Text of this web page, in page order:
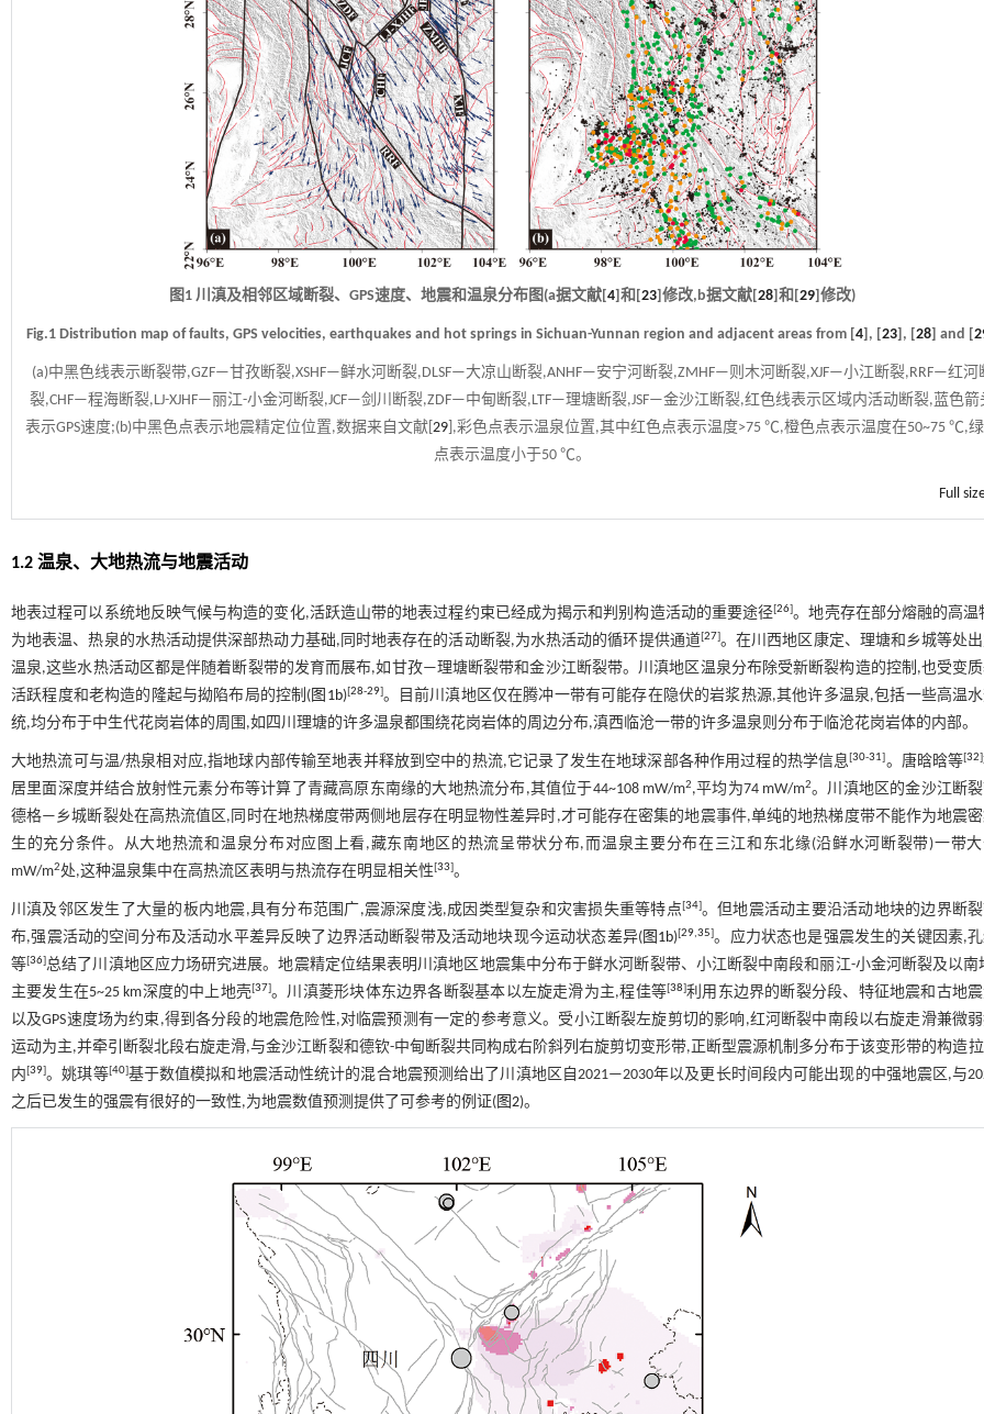
图1 川滇及相邻区域断裂、GPS速度、地震和温泉分布图(a据文献[4]和[23]修改,b据文献[28]和[29]修改)
Fig.1 Distribution map of faults, GPS velocities, earthquakes and hot springs in Sichuan-Yunnan region and adjacent areas from [4], [23], [28] and [
(a)中黑色线表示断裂带,GZF—甘孜断裂,XSHF—鲜水河断裂,DLSF—大凉山断裂,ANHF—安宁河断裂,ZMHF—则木河断裂,XJF—小江断裂,RRF—红河
裂,CHF—程海断裂,LJ-XJHF—丽江-小金河断裂,JCF—剑川断裂,ZDF—中甸断裂,LTF—理塘断裂,JSF—金沙江断裂,红色线表示区域内活动断裂,蓝色箭
表示GPS速度;(b)中黑色点表示地震精定位位置,数据来自文献[29 ],彩色点表示温泉位置,其中红色点表示温度>75 ℃,橙色点表示温度在50~75 ℃,
点表示温度小于50 ℃。
Full
1.2 温泉、大地热流与地震活动
地表过程可以系统地反映气候与构造的变化,活跃造山带的地表过程约束已经成为揭示和判别构造活动的重要途径[26]。地壳存在部分熔融的高温
为地表温、热泉的水热活动提供深部热动力基础,同时地表存在的活动断裂,为水热活动的循环提供通道[27]。在川西地区康定、理塘和乡城等处
温泉,这些水热活动区都是伴随着断裂带的发育而展布,如甘孜—理塘断裂带和金沙江断裂带。川滇地区温泉分布除受新断裂构造的控制,也受变
活跃程度和老构造的隆起与拗陷布局的控制(图1b)[28-29]。目前川滇地区仅在腾冲一带有可能存在隐伏的岩浆热源,其他许多温泉,包括一些高温
统,均分布于中生代花岗岩体的周围,如四川理塘的许多温泉都围绕花岗岩体的周边分布,滇西临沧一带的许多温泉则分布于临沧花岗岩体的内部。
大地热流可与温/热泉相对应,指地球内部传输至地表并释放到空中的热流,它记录了发生在地球深部各种作用过程的热学信息[30-31]。唐晗晗等[32]
居里面深度并结合放射性元素分布等计算了青藏高原东南缘的大地热流分布,其值位于44~108 mW/m2,平均为74 mW/m2。川滇地区的金沙江断
德格—乡城断裂处在高热流值区,同时在地热梯度带两侧地层存在明显物性差异时,才可能存在密集的地震事件,单纯的地热梯度带不能作为地震
生的充分条件。从大地热流和温泉分布对应图上看,藏东南地区的热流呈带状分布,而温泉主要分布在三江和东北缘(沿鲜水河断裂带)一带大
mW/m2处,这种温泉集中在高热流区表明与热流存在明显相关性[33]。
川滇及邻区发生了大量的板内地震,具有分布范围广,震源深度浅,成因类型复杂和灾害损失重等特点[34]。但地震活动主要沿活动地块的边界断
布,强震活动的空间分布及活动水平差异反映了边界活动断裂带及活动地块现今运动状态差异(图1b)[29,35]。应力状态也是强震发生的关键因素,
等[36]总结了川滇地区应力场研究进展。地震精定位结果表明川滇地区地震集中分布于鲜水河断裂带、小江断裂中南段和丽江-小金河断裂及以南
主要发生在5~25 km深度的中上地壳[37]。川滇菱形块体东边界各断裂基本以左旋走滑为主,程佳等[38]利用东边界的断裂分段、特征地震和古地
以及GPS速度场为约束,得到各分段的地震危险性,对临震预测有一定的参考意义。受小江断裂左旋剪切的影响,红河断裂中南段以右旋走滑兼微
运动为主,并牵引断裂北段右旋走滑,与金沙江断裂和德钦-中甸断裂共同构成右阶斜列右旋剪切变形带,正断型震源机制多分布于该变形带的构造
内[39]。姚琪等[40]基于数值模拟和地震活动性统计的混合地震预测给出了川滇地区自2021—2030年以及更长时间段内可能出现的中强地震区,与
之后已发生的强震有很好的一致性,为地震数值预测提供了可参考的例证(图2)。